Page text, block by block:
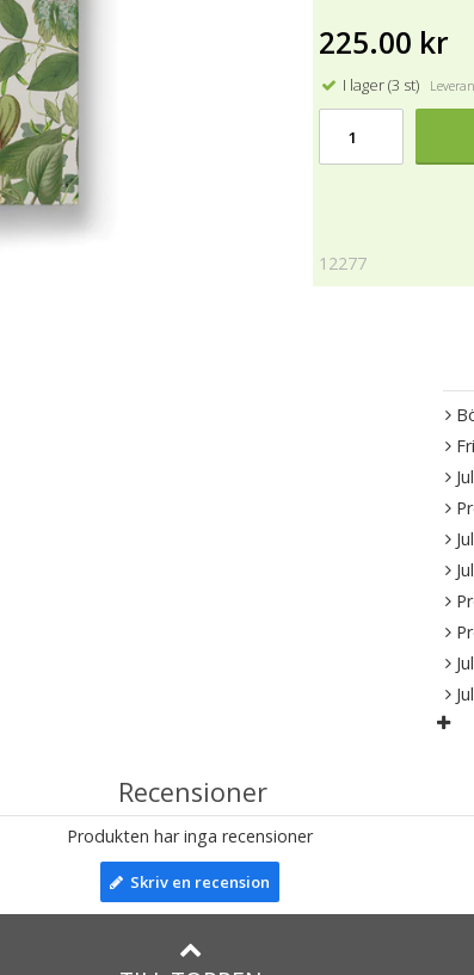
225.00 kr
I lager (3 st)
12277
Recensioner
Produkten har inga recensioner
Skriv en recension